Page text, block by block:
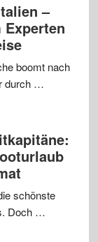
–
boomt nach
durch …
schönste
Doch …